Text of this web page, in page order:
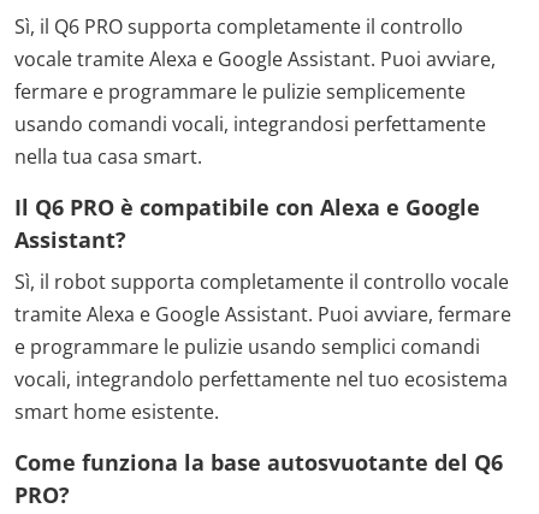
Sì, il Q6 PRO supporta completamente il controllo
vocale tramite Alexa e Google Assistant. Puoi avviare,
fermare e programmare le pulizie semplicemente
usando comandi vocali, integrandosi perfettamente
nella tua casa smart.
Il Q6 PRO è compatibile con Alexa e Google
Assistant?
Sì, il robot supporta completamente il controllo vocale
tramite Alexa e Google Assistant. Puoi avviare, fermare
e programmare le pulizie usando semplici comandi
vocali, integrandolo perfettamente nel tuo ecosistema
smart home esistente.
Come funziona la base autosvuotante del Q6
PRO?